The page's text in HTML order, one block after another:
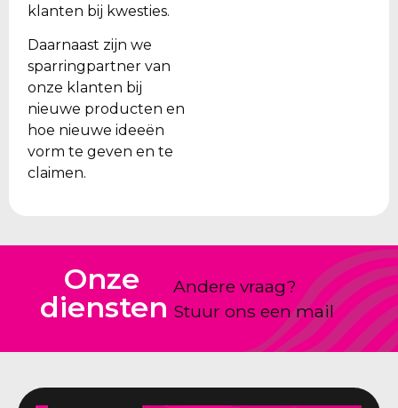
klanten bij kwesties.
Daarnaast zijn we
sparringpartner van
onze klanten bij
nieuwe producten en
hoe nieuwe ideeën
vorm te geven en te
claimen.
Onze
diensten
Andere vraag?
Stuur ons een mail